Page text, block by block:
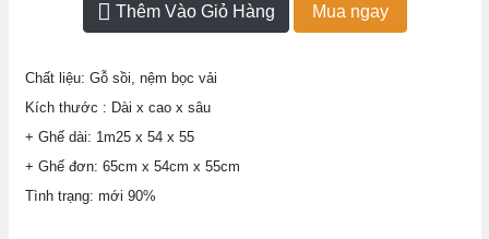
Thêm Vào Giỏ Hàng Mua ngay
Chất liệu: Gỗ sồi, nệm bọc vải
Kích thước : Dài x cao x sâu
+ Ghế dài: 1m25 x 54 x 55
+ Ghế đơn: 65cm x 54cm x 55cm
Tình trạng: mới 90%